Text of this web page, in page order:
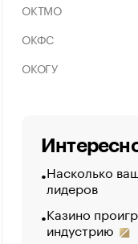
ОКТМО
ОКФС
ОКОГУ
Насколько
лидеров
Казино
индустрию